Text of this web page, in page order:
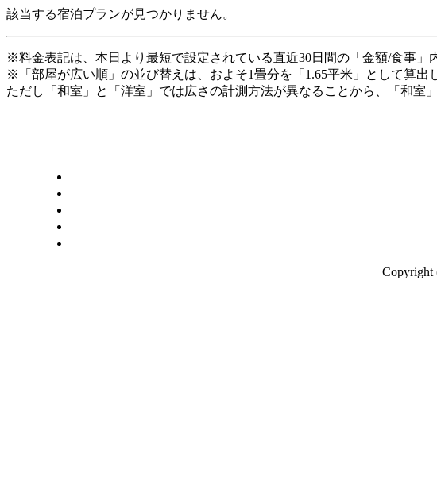
該当する宿泊プランが見つかりません。
※料金表記は、本日より最短で設定されている直近30日間の「金額/食事」
※「部屋が広い順」の並び替えは、およそ1畳分を「1.65平米」として算出
ただし「和室」と「洋室」では広さの計測方法が異なることから、「和室
Copyright